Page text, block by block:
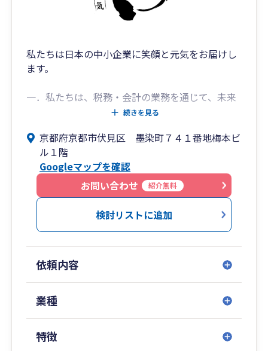
私たちは日本の中小企業に笑顔と元気をお届けし
ます。
一．私たちは、税務・会計の業務を通じて、未来
につながる、笑顔あふれる社会を創造します。
顔で働ける職場環境を目指します。
続きを見る
京都府京都市伏見区 墨染町７４１番地梅本ビ
ル１階
Googleマップを確認
お問い合わせ
紹介無料
検討リストに追加
依頼内容
業種
特徴